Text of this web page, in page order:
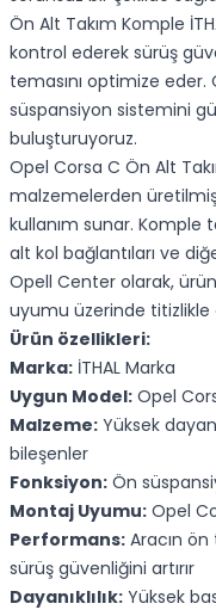
Ön Alt Takım Komple
kontrol ederek sürüş
temasını optimize eder.
süspansiyon sistemini
buluşturuyoruz.
Opel Corsa C Ön Alt
malzemelerden
kullanım sunar. Komple
alt kol bağlantıları ve
Opell Center olarak,
uyumu üzerinde titizlikle
Ürün özellikleri:
Marka: İTHAL Marka
Uygun Model: Opel
Malzeme: Yüksek
bileşenler
Fonksiyon: Ön
Montaj Uyumu: Opel
Performans: Aracın
sürüş güvenliğini artırır
Dayanıklılık: Yüksek